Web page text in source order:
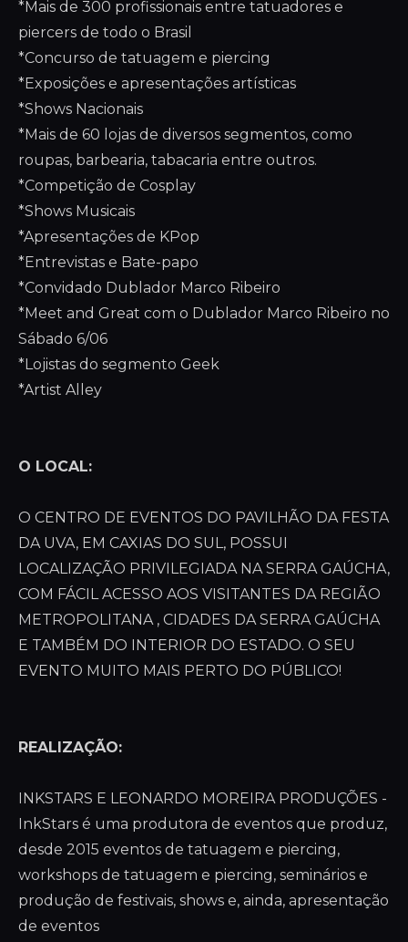
*Mais de 300 profissionais entre tatuadores e
piercers de todo o Brasil
*Concurso de tatuagem e piercing
*Exposições e apresentações artísticas
*Shows Nacionais
*Mais de 60 lojas de diversos segmentos, como
roupas, barbearia, tabacaria entre outros.
*Competição de Cosplay
*Shows Musicais
*Apresentações de KPop
*Entrevistas e Bate-papo
*Convidado Dublador Marco Ribeiro
*Meet and Great com o Dublador Marco Ribeiro no
Sábado 6/06
*Lojistas do segmento Geek
*Artist Alley
O LOCAL:
O CENTRO DE EVENTOS DO PAVILHÃO DA FESTA
DA UVA, EM CAXIAS DO SUL, POSSUI
LOCALIZAÇÃO PRIVILEGIADA NA SERRA GAÚCHA,
COM FÁCIL ACESSO AOS VISITANTES DA REGIÃO
METROPOLITANA , CIDADES DA SERRA GAÚCHA
E TAMBÉM DO INTERIOR DO ESTADO. O SEU
EVENTO MUITO MAIS PERTO DO PÚBLICO!
REALIZAÇÃO:
INKSTARS E LEONARDO MOREIRA PRODUÇÕES -
InkStars é uma produtora de eventos que produz,
desde 2015 eventos de tatuagem e piercing,
workshops de tatuagem e piercing, seminários e
produção de festivais, shows e, ainda, apresentação
de eventos